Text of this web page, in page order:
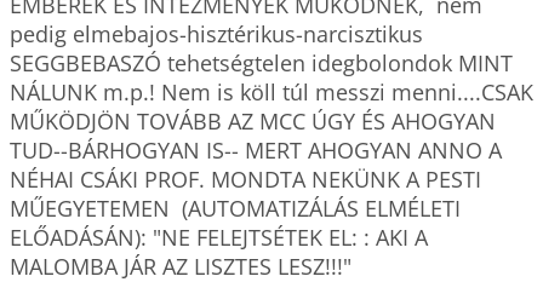
pedig elmebajos-hisztérikus-narcisztikus
SEGGBEBASZÓ tehetségtelen idegbolondok MINT
NÁLUNK m.p.! Nem is köll túl messzi menni....CSAK
MŰKÖDJÖN TOVÁBB AZ MCC ÚGY ÉS AHOGYAN
TUD--BÁRHOGYAN IS-- MERT AHOGYAN ANNO A
NÉHAI CSÁKI PROF. MONDTA NEKÜNK A PESTI
MŰEGYETEMEN  (AUTOMATIZÁLÁS ELMÉLETI
ELŐADÁSÁN): "NE FELEJTSÉTEK EL: : AKI A
MALOMBA JÁR AZ LISZTES LESZ!!!"